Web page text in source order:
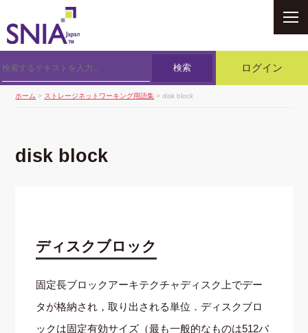
検索 ログイン
ホーム > ストレージネットワーキング用語集 > disk block
disk block
ディスクブロック
固定長ブロックアーキテクチャディスク上でデー
タが格納され，取り出される単位．ディスクブロ
ックは固定有効サイズ（最も一般的なものは512バ